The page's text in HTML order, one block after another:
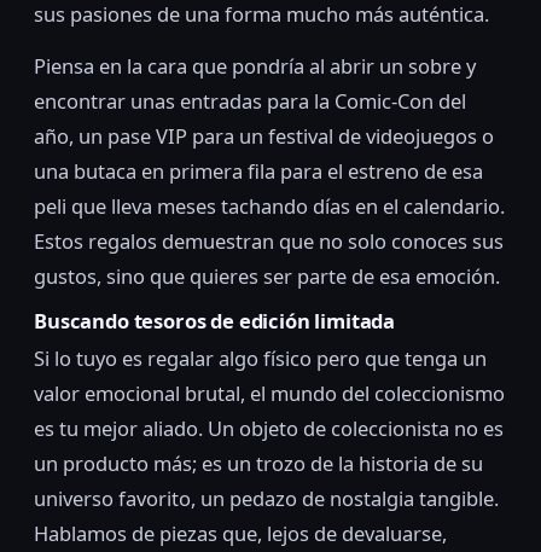
sus pasiones de una forma mucho más auténtica.
Piensa en la cara que pondría al abrir un sobre y
encontrar unas entradas para la Comic-Con del
año, un pase VIP para un festival de videojuegos o
una butaca en primera fila para el estreno de esa
peli que lleva meses tachando días en el calendario.
Estos regalos demuestran que no solo conoces sus
gustos, sino que quieres ser parte de esa emoción.
Buscando tesoros de edición limitada
Si lo tuyo es regalar algo físico pero que tenga un
valor emocional brutal, el mundo del coleccionismo
es tu mejor aliado. Un objeto de coleccionista no es
un producto más; es un trozo de la historia de su
universo favorito, un pedazo de nostalgia tangible.
Hablamos de piezas que, lejos de devaluarse,